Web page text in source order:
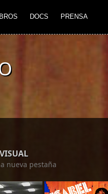
DOCS PRENSA
nueva pestaña